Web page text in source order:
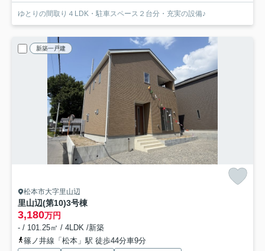
ゆとりの間取り４LDK・駐車スペース２台分・充実の設備♪
新築一戸建
松本市大字里山辺
里山辺(第10)3号棟
3,180万円
- / 101.25㎡ / 4LDK /新築
篠ノ井線「松本」駅 徒歩44分車9分